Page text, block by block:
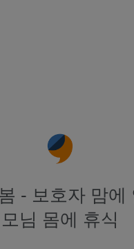
- 보호자 맘에
모님 몸에 휴식